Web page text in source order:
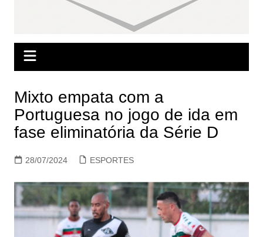
Mixto empata com a
Portuguesa no jogo de ida em
fase eliminatória da Série D
28/07/2024 ESPORTES